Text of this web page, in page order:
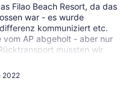
Filao Beach Resort, da das
war - es wurde
kommuniziert etc.
vom AP abgeholt - aber nur
mussten wir
ist eine einfach
gut gefallen hat -
und freundliches
2022